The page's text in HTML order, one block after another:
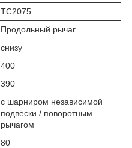
TC2075
Продольный рычаг
снизу
400
390
c шарниром независимой
подвески / поворотным
рычагом
80